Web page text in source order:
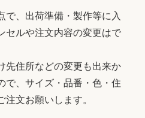
で、出荷準備・製作等に入
セルや注文内容の変更はで
先住所などの変更も出来か
で、サイズ・品番・色・住
注文お願いします。